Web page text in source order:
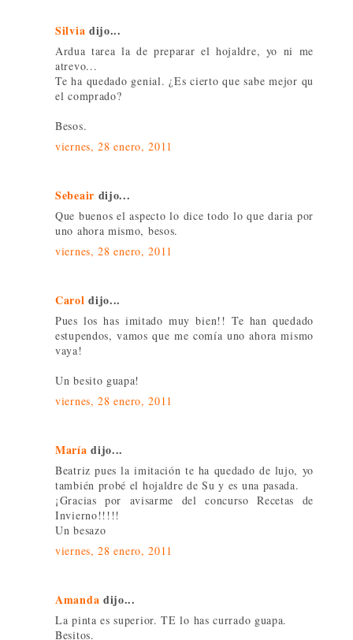
Silvia dijo...
Ardua tarea la de preparar el hojaldre, yo ni me
atrevo...
Te ha quedado genial. ¿Es cierto que sabe mejor qu
el comprado?
Besos.
viernes, 28 enero, 2011
Sebeair dijo...
Que buenos el aspecto lo dice todo lo que daria por
uno ahora mismo, besos.
viernes, 28 enero, 2011
Carol dijo...
Pues los has imitado muy bien!! Te han quedado
estupendos, vamos que me comía uno ahora mismo
vaya!
Un besito guapa!
viernes, 28 enero, 2011
María dijo...
Beatriz pues la imitación te ha quedado de lujo, yo
también probé el hojaldre de Su y es una pasada.
¡Gracias por avisarme del concurso Recetas de
Invierno!!!!!
Un besazo
viernes, 28 enero, 2011
Amanda dijo...
La pinta es superior. TE lo has currado guapa.
Besitos.